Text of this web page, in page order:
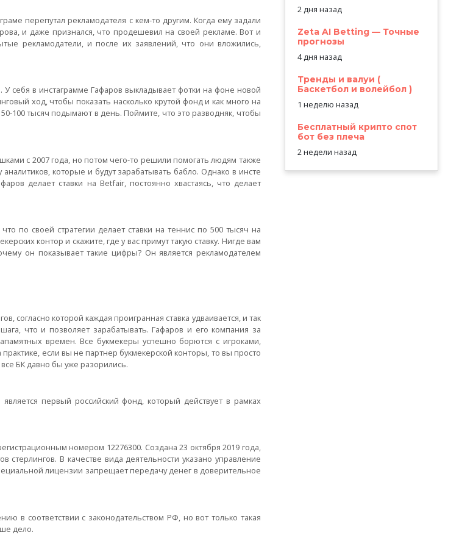
перепутал рекламодателя с кем-то другим. Когда ему задали
и даже признался, что продешевил на своей рекламе. Вот и
рекламодатели, и после их заявлений, что они вложились,
себя в инстаграмме Гафаров выкладывает фотки на фоне новой
ход, чтобы показать насколько крутой фонд и как много на
100 тысяч подымают в день. Поймите, что это разводняк, чтобы
с 2007 года, но потом чего-то решили помогать людям также
которые и будут зарабатывать бабло. Однако в инсте
делает ставки на Betfair, постоянно хвастаясь, что делает
по своей стратегии делает ставки на теннис по 500 тысяч на
контор и скажите, где у вас примут такую ставку. Нигде вам
он показывает такие цифры? Он является рекламодателем
согласно которой каждая проигранная ставка удваивается, и так
что и позволяет зарабатывать. Гафаров и его компания за
времен. Все букмекеры успешно борются с игроками,
если вы не партнер букмекерской конторы, то вы просто
БК давно бы уже разорились.
первый российский фонд, который действует в рамках
номером 12276300. Создана 23 октября 2019 года,
В качестве вида деятельности указано управление
лицензии запрещает передачу денег в доверительное
в соответствии с законодательством РФ, но вот только такая
дело.
2 дня назад
Zeta AI Betting — Точные
прогнозы
4 дня назад
Тренды и валуи (
Баскетбол и волейбол )
1 неделю назад
Бесплатный крипто спот
бот без плеча
2 недели назад